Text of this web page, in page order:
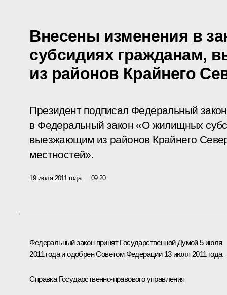
Внесены изменения в
субсидиях гражданам,
из районов Крайнего
Президент подписал Федеральный
в Федеральный закон «О жилищных
выезжающим из районов Крайнего
местностей».
19 июля 2011 года 09:20
Федеральный закон принят Государственной Думой 5 июля
2011 года и одобрен Советом Федерации 13 июля 2011 года.
Справка Государственно-правового управления